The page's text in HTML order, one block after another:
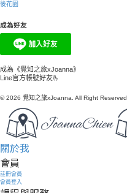
後花園
成為好友
成為《覺知之旅xJoanna》
Line官方帳號好友🫰
© 2026 覺知之旅xJoanna. All Right Reserved.
關於我
會員
註冊會員
會員登入